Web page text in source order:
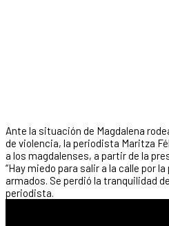
Ante la situación de Magdalena
de violencia, la periodista Maritza
a los magdalenses, a partir de la
“Hay miedo para salir a la calle por
armados. Se perdió la tranquilidad
periodista.